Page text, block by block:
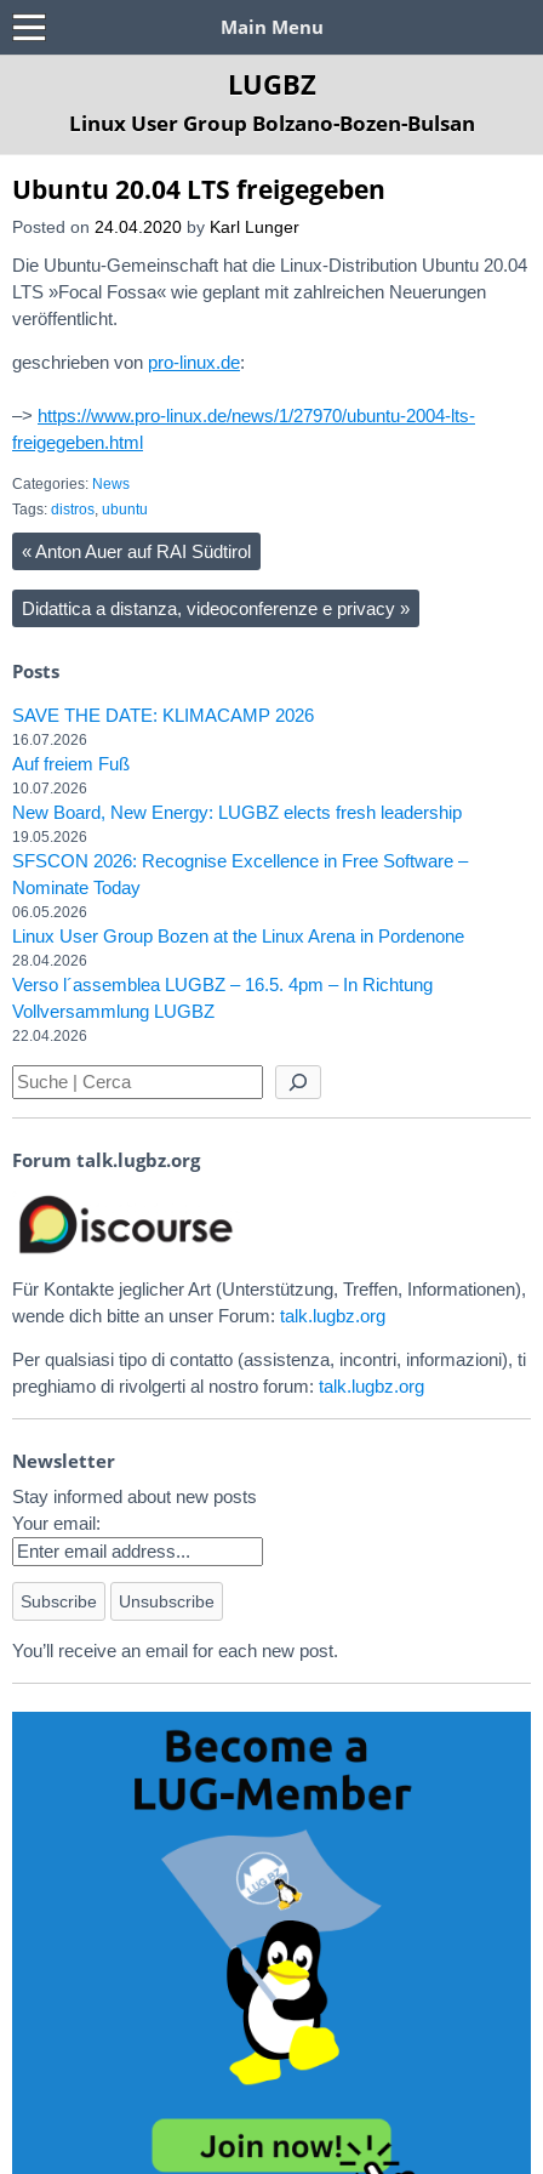
Main Menu
LUGBZ
Linux User Group Bolzano-Bozen-Bulsan
Ubuntu 20.04 LTS freigegeben
Posted on 24.04.2020 by Karl Lunger
Die Ubuntu-Gemeinschaft hat die Linux-Distribution Ubuntu 20.04
LTS »Focal Fossa« wie geplant mit zahlreichen Neuerungen
veröffentlicht.
geschrieben von pro-linux.de:
–> https://www.pro-linux.de/news/1/27970/ubuntu-2004-lts-
freigegeben.html
Categories: News
Tags: distros, ubuntu
«Anton Auer auf RAI Südtirol
Didattica a distanza, videoconferenze e privacy »
Posts
SAVE THE DATE: KLIMACAMP 2026
16.07.2026
Auf freiem Fuß
10.07.2026
New Board, New Energy: LUGBZ elects fresh leadership
19.05.2026
SFSCON 2026: Recognise Excellence in Free Software –
Nominate Today
06.05.2026
Linux User Group Bozen at the Linux Arena in Pordenone
28.04.2026
Verso l´assemblea LUGBZ – 16.5. 4pm – In Richtung
Vollversammlung LUGBZ
22.04.2026
Forum talk.lugbz.org
Für Kontakte jeglicher Art (Unterstützung, Treffen, Informationen),
wende dich bitte an unser Forum: talk.lugbz.org
Per qualsiasi tipo di contatto (assistenza, incontri, informazioni), ti
preghiamo di rivolgerti al nostro forum: talk.lugbz.org
Newsletter
Stay informed about new posts
Your email:
You’ll receive an email for each new post.